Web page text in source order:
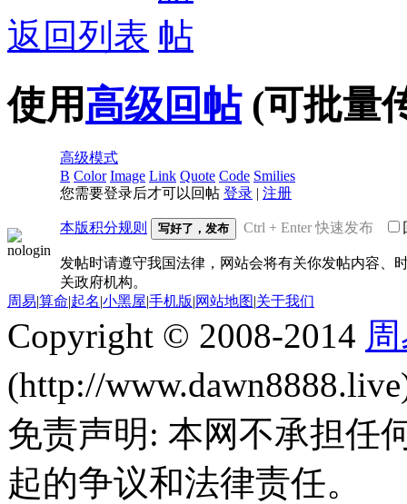
返回列表
使用高级回帖(可批量
高级模式
B Color Image Link Quote Code Smilies
您需要登录后才可以回帖 登录 | 注册
本版积分规则 写好了，发布 Ctrl + Enter 快速发布
发帖时请遵守我国法律，网站会将有关你发帖内容、
关政府机构。
周易|算命|起名|小黑屋|手机版|网站地图|关于我们
Copyright © 2008-2014
(http://
免责声明: 本网不承担任
起的争议和法律责任。